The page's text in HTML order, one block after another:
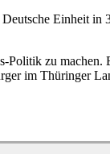
Einheit in
zu machen.
im Thüringer